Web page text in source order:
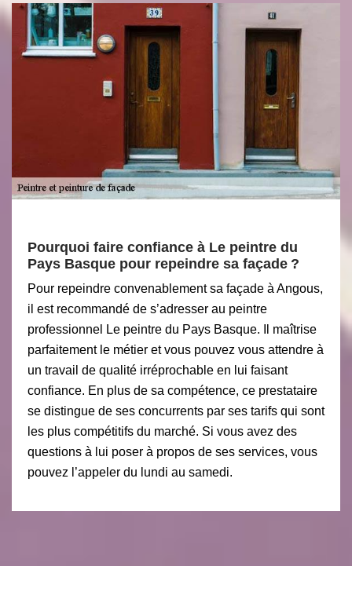
Pourquoi faire confiance à Le peintre du
Pays Basque pour repeindre sa façade ?
Pour repeindre convenablement sa façade à Angous,
il est recommandé de s’adresser au peintre
professionnel Le peintre du Pays Basque. Il maîtrise
parfaitement le métier et vous pouvez vous attendre à
un travail de qualité irréprochable en lui faisant
confiance. En plus de sa compétence, ce prestataire
se distingue de ses concurrents par ses tarifs qui sont
les plus compétitifs du marché. Si vous avez des
questions à lui poser à propos de ses services, vous
pouvez l’appeler du lundi au samedi.